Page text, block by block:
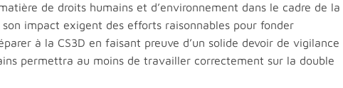
de droits humains et d’environnement dans le cadre de la
impact exigent des efforts raisonnables pour fonder
à la CS3D en faisant preuve d’un solide devoir de vigilance
permettra au moins de travailler correctement sur la double